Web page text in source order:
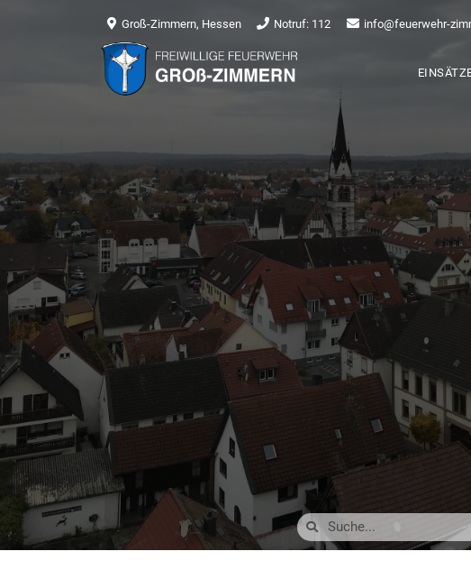
Groß-Zimmern, Hessen Notruf: 112 info@feuerwehr-